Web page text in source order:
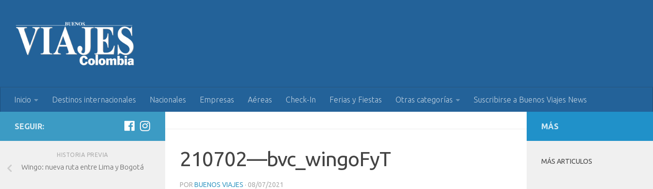
Inicio Destinos internacionales Nacionales Empresas Aéreas Check-In Ferias y Fiestas Otras categorías Suscribirse a Buenos Viajes News
210702—bvc_wingoFyT
POR BUENOS VIAJES · 08/07/2021
SEGUIR:
HISTORIA PREVIA
Wingo: nueva ruta entre Lima y Bogotá
MÁS
MÁS ARTICULOS